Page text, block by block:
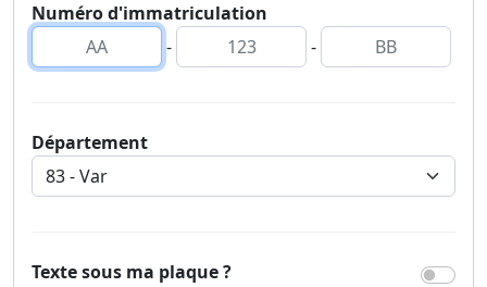
Numéro d'immatriculation
-
-
Département
Texte sous ma plaque ?